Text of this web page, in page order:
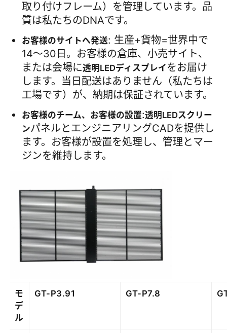
取り付けフレーム）を管理しています。品
質は私たちのDNAです。
お客様のサイトへ発送: 生産+貨物=世界中で
14〜30日。お客様の倉庫、小売サイト、
または会場に透明LEDディスプレイ をお届け
します。当日配送はありません（私たちは
工場です）が、納期は保証されています。
お客様のチーム、お客様の設置:透明LEDスクリー
ンパネルとエンジニアリングCADを提供し
ます。お客様が設置を処理し、管理とマー
ジンを維持します。
モ
デ
ル
GT-P3.91 GT-P7.8